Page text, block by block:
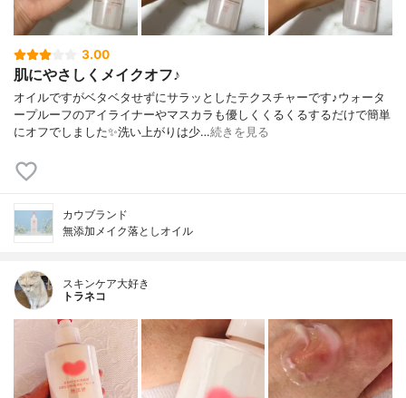
3.00
肌にやさしくメイクオフ♪
オイルですがベタベタせずにサラッとしたテクスチャーです♪ウォータ
ープルーフのアイライナーやマスカラも優しくくるくるするだけで簡単
にオフでしました✨洗い上がりは少…続きを見る
カウブランド
無添加メイク落としオイル
スキンケア大好き
トラネコ